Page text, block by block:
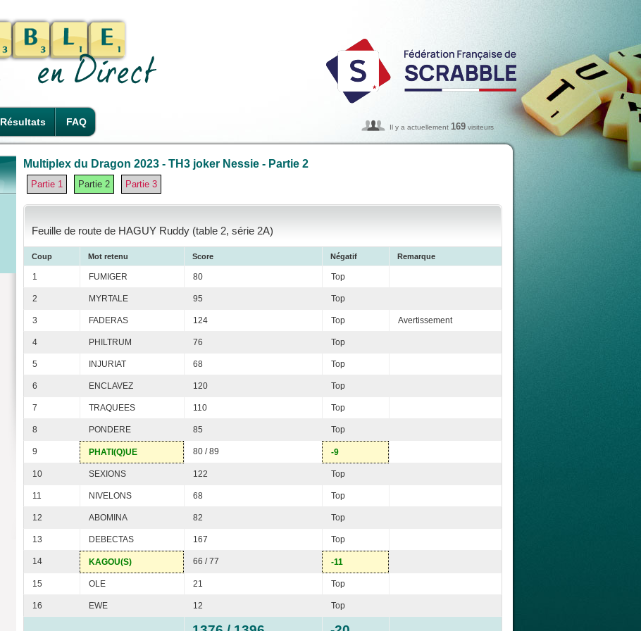
Résultats FAQ Il y a actuellement 169 visiteurs
Multiplex du Dragon 2023 - TH3 joker Nessie - Partie 2
Partie 1 Partie 2 Partie 3
Feuille de route de HAGUY Ruddy (table 2, série 2A)
Coup Mot retenu Score Négatif Remarque
1 FUMIGER 80 Top
2 MYRTALE 95 Top
3 FADERAS 124 Top Avertissement
4 PHILTRUM 76 Top
5 INJURIAT 68 Top
6 ENCLAVEZ 120 Top
7 TRAQUEES 110 Top
8 PONDERE 85 Top
9 PHATI(Q)UE 80 / 89 -9
10 SEXIONS 122 Top
11 NIVELONS 68 Top
12 ABOMINA 82 Top
13 DEBECTAS 167 Top
14 KAGOU(S) 66 / 77 -11
15 OLE 21 Top
16 EWE 12 Top